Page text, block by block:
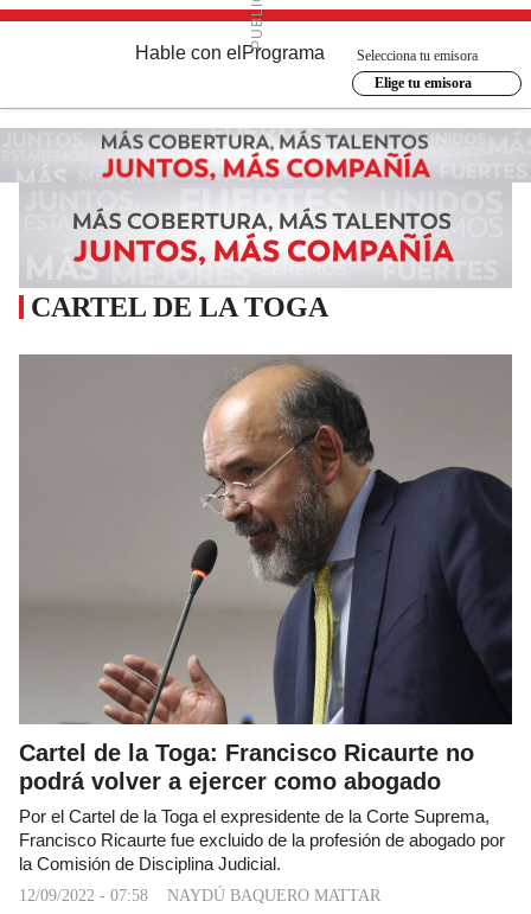
Hable con el Programa
Selecciona tu emisora
Elige tu emisora
CARTEL DE LA TOGA
Cartel de la Toga: Francisco Ricaurte no
podrá volver a ejercer como abogado
Por el Cartel de la Toga el expresidente de la Corte Suprema,
Francisco Ricaurte fue excluido de la profesión de abogado por
la Comisión de Disciplina Judicial.
12/09/2022 - 07:58 NAYDÚ BAQUERO MATTAR